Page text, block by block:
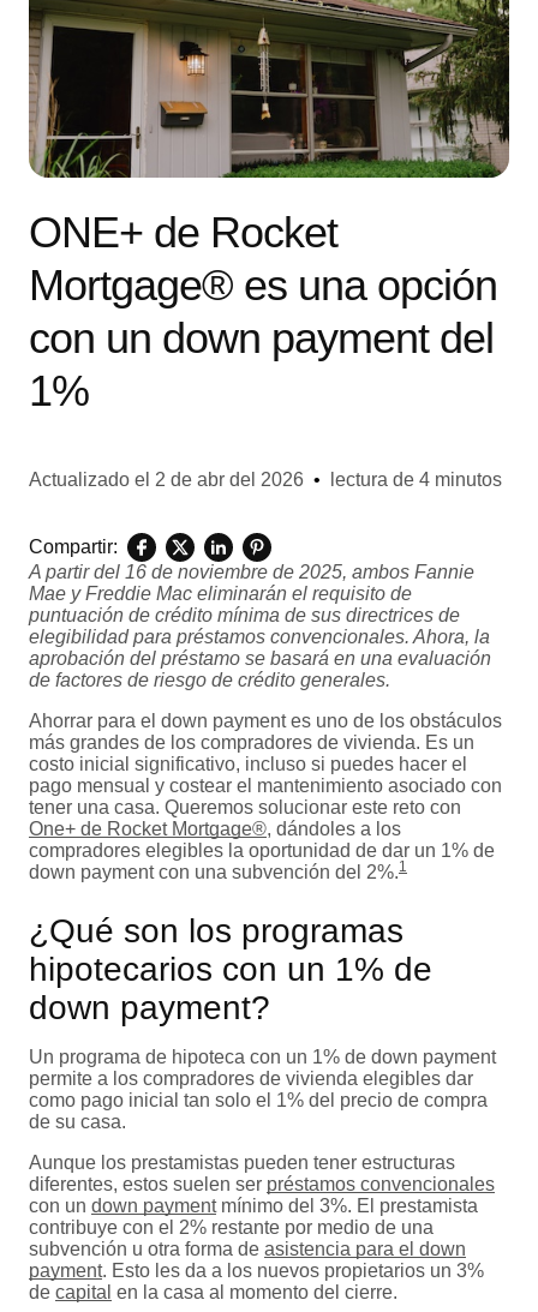
ONE+ de Rocket
Mortgage® es una opción
con un down payment del
1%
Actualizado el 2 de abr del 2026 • lectura de 4 minutos
Compartir:
A partir del 16 de noviembre de 2025, ambos Fannie
Mae y Freddie Mac eliminarán el requisito de
puntuación de crédito mínima de sus directrices de
elegibilidad para préstamos convencionales. Ahora, la
aprobación del préstamo se basará en una evaluación
de factores de riesgo de crédito generales.
Ahorrar para el down payment es uno de los obstáculos
más grandes de los compradores de vivienda. Es un
costo inicial significativo, incluso si puedes hacer el
pago mensual y costear el mantenimiento asociado con
tener una casa. Queremos solucionar este reto con
One+ de Rocket Mortgage®, dándoles a los
compradores elegibles la oportunidad de dar un 1% de
down payment con una subvención del 2%.1
¿Qué son los programas
hipotecarios con un 1% de
down payment?
Un programa de hipoteca con un 1% de down payment
permite a los compradores de vivienda elegibles dar
como pago inicial tan solo el 1% del precio de compra
de su casa.
Aunque los prestamistas pueden tener estructuras
diferentes, estos suelen ser préstamos convencionales
con un down paymentmínimo del 3%. El prestamista
contribuye con el 2% restante por medio de una
subvención u otra forma de asistencia para el down
payment. Esto les da a los nuevos propietarios un 3%
de capital en la casa al momento del cierre.